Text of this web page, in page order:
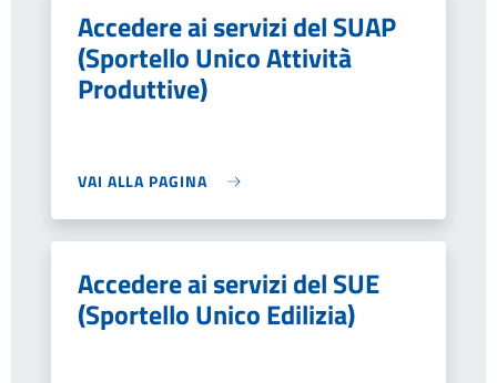
Accedere ai servizi del SUAP
(Sportello Unico Attività
Produttive)
VAI ALLA PAGINA
Accedere ai servizi del SUE
(Sportello Unico Edilizia)